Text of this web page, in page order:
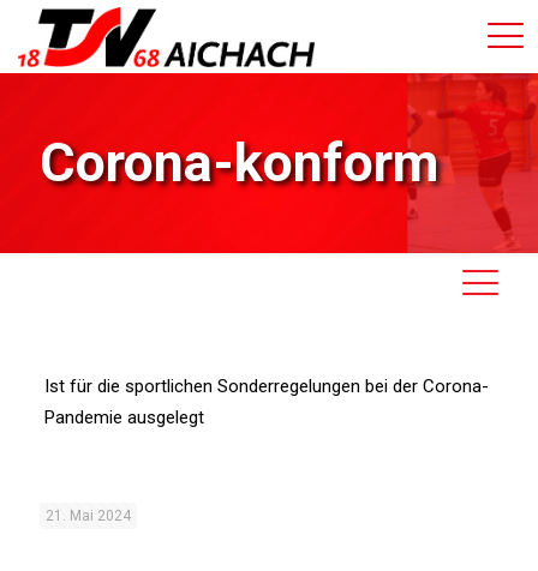
Corona-konform
Ist für die sportlichen Sonderregelungen bei der Corona-
Pandemie ausgelegt
21. Mai 2024